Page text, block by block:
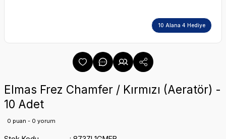
10 Alana 4 Hediye
Elmas Frez Chamfer / Kırmızı (Aeratör) -
10 Adet
0 puan - 0 yorum